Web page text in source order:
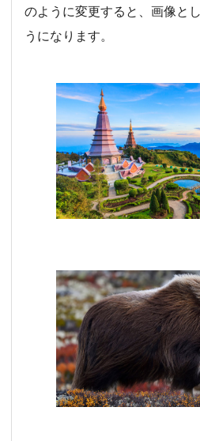
のように変更すると、画像と
うになります。